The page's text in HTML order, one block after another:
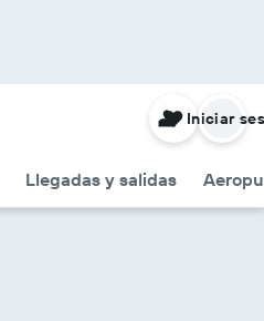
Llegadas y salidas
Iniciar